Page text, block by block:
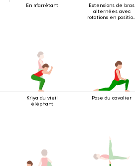
En m'arrêtant
Extensions de bras
alternées avec
rotations en position
Kriya du vieil
éléphant
Pose du cavalier